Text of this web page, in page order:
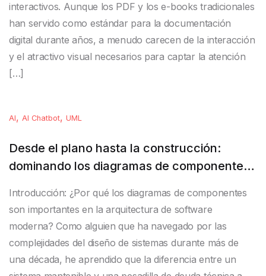
interactivos. Aunque los PDF y los e-books tradicionales
han servido como estándar para la documentación
digital durante años, a menudo carecen de la interacción
y el atractivo visual necesarios para captar la atención
[…]
AI, AI Chatbot, UML
Desde el plano hasta la construcción:
dominando los diagramas de componentes
Introducción: ¿Por qué los diagramas de componentes
son importantes en la arquitectura de software
moderna? Como alguien que ha navegado por las
complejidades del diseño de sistemas durante más de
una década, he aprendido que la diferencia entre un